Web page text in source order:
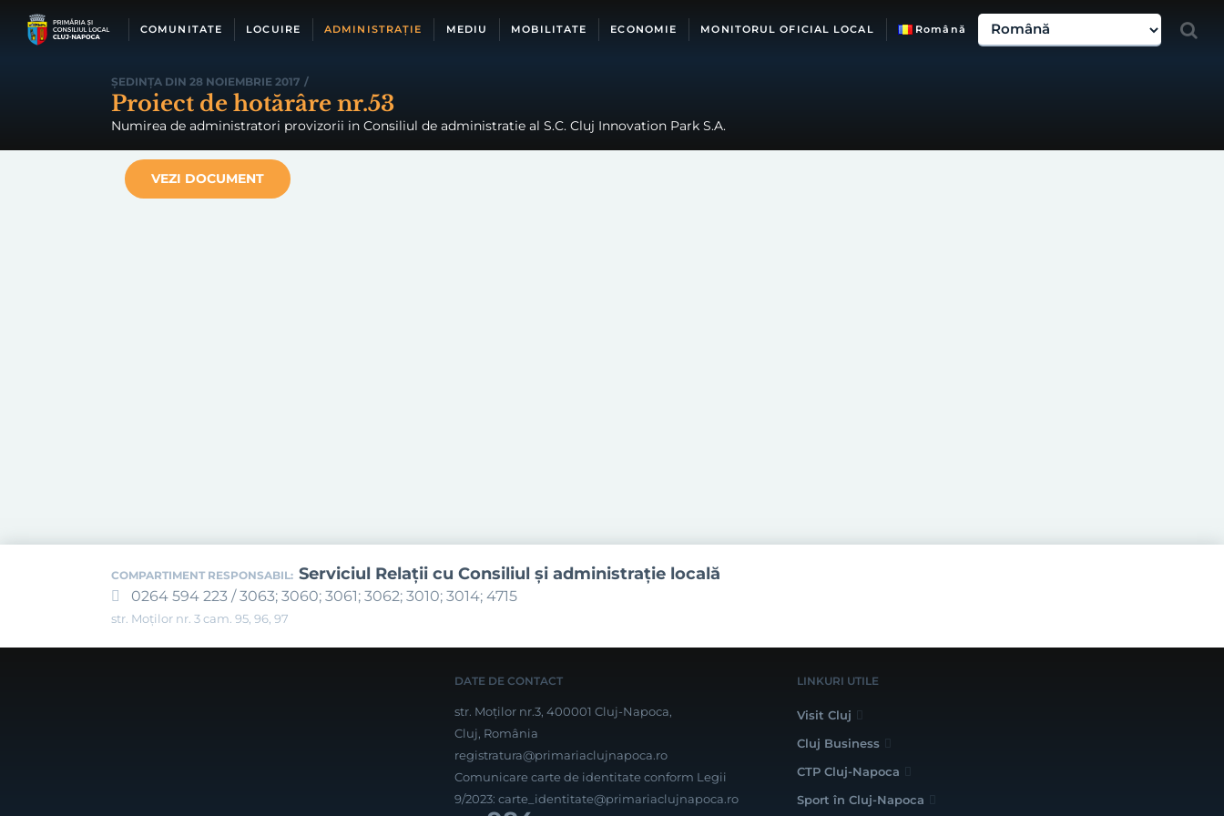
COMUNITATE LOCUIRE ADMINISTRAȚIE MEDIU MOBILITATE ECONOMIE MONITORUL OFICIAL LOCAL Română
ȘEDINȚA DIN 28 NOIEMBRIE 2017 /
Proiect de hotărâre nr.53
Numirea de administratori provizorii in Consiliul de administratie al S.C. Cluj Innovation Park S.A.
VEZI DOCUMENT
COMPARTIMENT RESPONSABIL: Serviciul Relaţii cu Consiliul şi administraţie locală
0264 594 223 / 3063; 3060; 3061; 3062; 3010; 3014; 4715
str. Moților nr. 3 cam. 95, 96, 97
DATE DE CONTACT
str. Moților nr.3, 400001 Cluj-Napoca,
Cluj, România
registratura@primariaclujnapoca.ro
Comunicare carte de identitate conform Legii
9/2023: carte_identitate@primariaclujnapoca.ro
LINKURI UTILE
Visit Cluj
Cluj Business
CTP Cluj-Napoca
Sport în Cluj-Napoca